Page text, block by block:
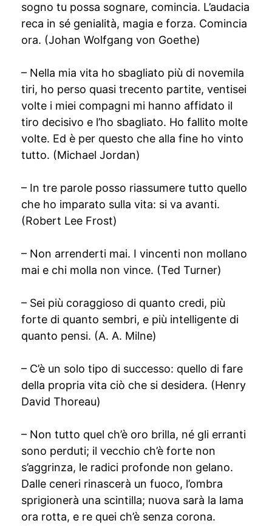
sogno tu possa sognare, comincia. L’audacia
reca in sé genialità, magia e forza. Comincia
ora. (Johan Wolfgang von Goethe)
– Nella mia vita ho sbagliato più di novemila
tiri, ho perso quasi trecento partite, ventisei
volte i miei compagni mi hanno affidato il
tiro decisivo e l’ho sbagliato. Ho fallito molte
volte. Ed è per questo che alla fine ho vinto
tutto. (Michael Jordan)
– In tre parole posso riassumere tutto quello
che ho imparato sulla vita: si va avanti.
(Robert Lee Frost)
– Non arrenderti mai. I vincenti non mollano
mai e chi molla non vince. (Ted Turner)
– Sei più coraggioso di quanto credi, più
forte di quanto sembri, e più intelligente di
quanto pensi. (A. A. Milne)
– C’è un solo tipo di successo: quello di fare
della propria vita ciò che si desidera. (Henry
David Thoreau)
– Non tutto quel ch’è oro brilla, né gli erranti
sono perduti; il vecchio ch’è forte non
s’aggrinza, le radici profonde non gelano.
Dalle ceneri rinascerà un fuoco, l’ombra
sprigionerà una scintilla; nuova sarà la lama
ora rotta, e re quei ch’è senza corona.